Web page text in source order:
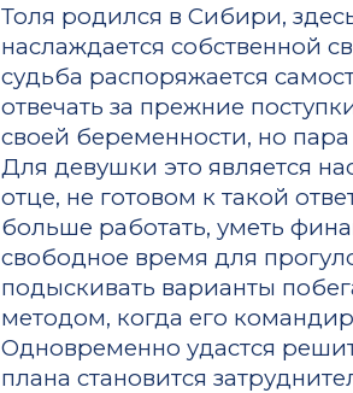
Толя родился в Сибири,
наслаждается собственной
судьба распоряжается
отвечать за прежние
своей беременности, но
Для девушки это является
отце, не готовом к такой
больше работать, уметь
свободное время для
подыскивать варианты
методом, когда его
Одновременно удастся
плана становится